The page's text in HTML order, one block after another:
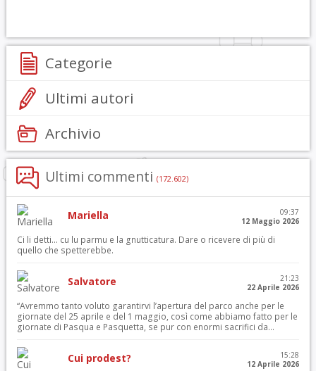
Categorie
Ultimi autori
Archivio
Ultimi commenti (172.602)
Mariella
09:37
12 Maggio 2026
Ci li detti… cu lu parmu e la gnutticatura. Dare o ricevere di più di
quello che spetterebbe.
Salvatore
21:23
22 Aprile 2026
“Avremmo tanto voluto garantirvi l’apertura del parco anche per le
giornate del 25 aprile e del 1 maggio, così come abbiamo fatto per le
giornate di Pasqua e Pasquetta, se pur con enormi sacrifici da...
Cui prodest?
15:28
12 Aprile 2026